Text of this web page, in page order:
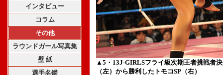
インタビュー
コラム
その他
ラウンドガール写真集
壁 紙
選手名鑑
▲5・13J-GIRLSフライ級次期王者挑戦者
（左）から勝利したトモコSP（右）